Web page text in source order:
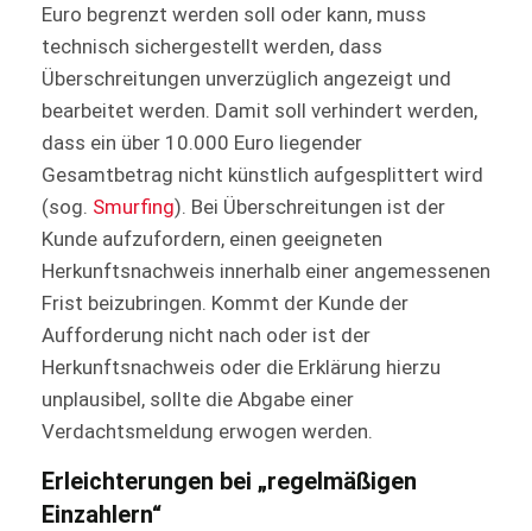
Euro begrenzt werden soll oder kann, muss
technisch sichergestellt werden, dass
Überschreitungen unverzüglich angezeigt und
bearbeitet werden. Damit soll verhindert werden,
dass ein über 10.000 Euro liegender
Gesamtbetrag nicht künstlich aufgesplittert wird
(sog. Smurfing). Bei Überschreitungen ist der
Kunde aufzufor­dern, einen geeigneten
Herkunftsnachweis innerhalb einer angemessenen
Frist beizubringen. Kommt der Kunde der
Aufforderung nicht nach oder ist der
Herkunftsnachweis oder die Erklärung hierzu
unplausibel, sollte die Abgabe einer
Verdachtsmeldung erwogen werden.
Erleichterungen bei „regelmäßigen
Einzahlern“